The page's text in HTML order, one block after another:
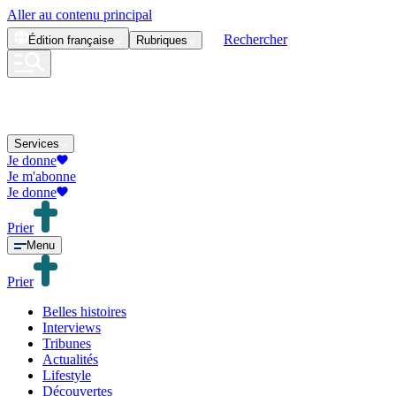
Aller au contenu principal
Édition française Rubriques Rechercher
Services
Je donne
Je m'abonne
Je donne
Prier
Menu
Prier
Belles histoires
Interviews
Tribunes
Actualités
Lifestyle
Découvertes